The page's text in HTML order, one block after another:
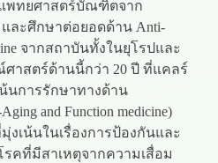
พทยศาสตร์บัณฑิตจาก
ละศึกษาต่อยอดด้าน Anti-
จากสถาบันทั้งในยุโรปและ
าสตร์ด้านนี้กว่า 20 ปี ที่แคลร์
น้นการรักษาทางด้าน
and Function medicine)
เน้นในเรื่องการป้องกันและ
คที่มีสาเหตุจากความเสื่อม